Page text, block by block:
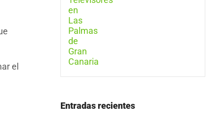
el
Entradas recientes